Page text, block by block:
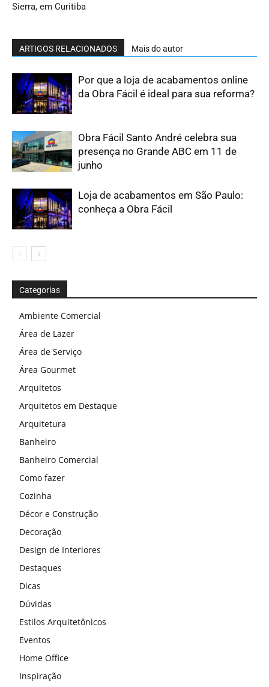
Sierra, em Curitiba
ARTIGOS RELACIONADOS Mais do autor
Por que a loja de acabamentos online
da Obra Fácil é ideal para sua reforma?
Obra Fácil Santo André celebra sua
presença no Grande ABC em 11 de
junho
Loja de acabamentos em São Paulo:
conheça a Obra Fácil
Categorias
Ambiente Comercial
Área de Lazer
Área de Serviço
Área Gourmet
Arquitetos
Arquitetos em Destaque
Arquitetura
Banheiro
Banheiro Comercial
Como fazer
Cozinha
Décor e Construção
Decoração
Design de Interiores
Destaques
Dicas
Dúvidas
Estilos Arquitetônicos
Eventos
Home Office
Inspiração